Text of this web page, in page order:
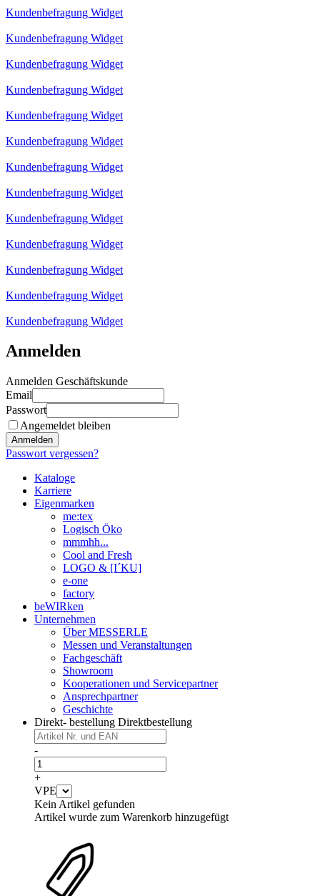
Kundenbefragung Widget
Kundenbefragung Widget
Kundenbefragung Widget
Kundenbefragung Widget
Kundenbefragung Widget
Kundenbefragung Widget
Kundenbefragung Widget
Kundenbefragung Widget
Kundenbefragung Widget
Kundenbefragung Widget
Kundenbefragung Widget
Kundenbefragung Widget
Kundenbefragung Widget
Anmelden
Anmelden Geschäftskunde
Email
Passwort
Angemeldet bleiben
Anmelden
Passwort vergessen?
Kataloge
Karriere
Eigenmarken
me:tex
Logisch Öko
mmmhh...
Cool and Fresh
LOGO & [I´KU]
e-one
factory
beWIRken
Unternehmen
Über MESSERLE
Messen und Veranstaltungen
Fachgeschäft
Showroom
Kooperationen und Servicepartner
Ansprechpartner
Geschichte
Direkt- bestellung Direktbestellung
-
+
VPE
Kein Artikel gefunden
Artikel wurde zum Warenkorb hinzugefügt